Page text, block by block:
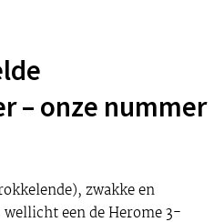
– onze nummer
zwakke en
een de Herome 3-